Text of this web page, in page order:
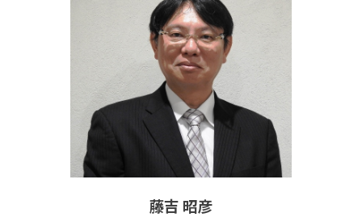
藤吉 昭彦